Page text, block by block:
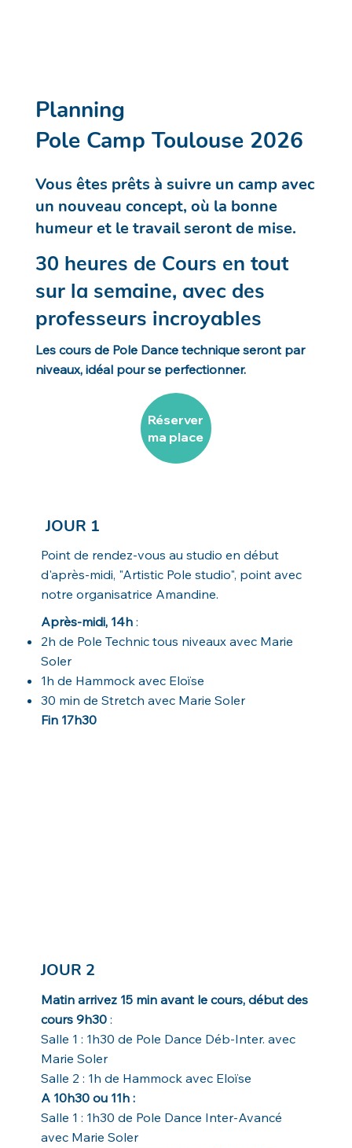
Réserver
ma place
Planning
Pole Camp Toulouse 2026
Vous êtes prêts à suivre un camp avec
un nouveau concept, où la bonne
humeur et le travail seront de mise.
30 heures de Cours en tout
sur la semaine, avec des
professeurs incroyables
Les cours de Pole Dance technique seront par
niveaux, idéal pour se perfectionner.
JOUR 1
Point de rendez-vous au studio en début
d'après-midi, "Artistic Pole studio", point avec
notre organisatrice Amandine.
Après-midi, 14h :
2h de Pole Technic tous niveaux avec Marie
Soler
1h de Hammock avec Eloïse
30 min de Stretch avec Marie Soler
Fin 17h30
JOUR 2
Matin arrivez 15 min avant le cours, début des
cours 9h30:
Salle 1 : 1h30 de Pole Dance Déb-Inter. avec
Marie Soler
Salle 2 : 1h de Hammock avec Eloïse
A 10h30 ou 11h :
Salle 1 : 1h30 de Pole Dance Inter-Avancé
avec Marie Soler